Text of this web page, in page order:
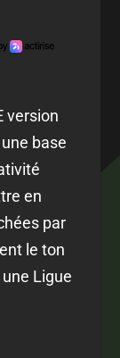
version
base
en
par
le ton
une Ligue